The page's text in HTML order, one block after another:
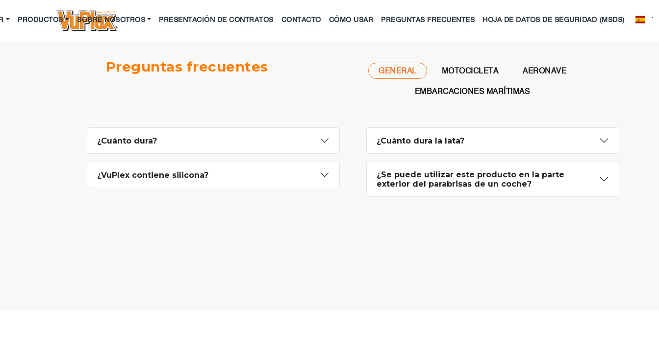
PRODUCTOS SOBRE NOSOTROS PRESENTACIÓN DE CONTRATOS CONTACTO CÓMO USAR PREGUNTAS FRECUENTES HOJA DE DATOS DE SEGURIDAD (MSDS)
Preguntas frecuentes GENERAL MOTOCICLETA AERONAVE
EMBARCACIONES MARÍTIMAS
¿Cuánto dura? ¿Cuánto dura la lata?
¿VuPlex contiene silicona?
¿Se puede utilizar este producto en la parte
exterior del parabrisas de un coche?